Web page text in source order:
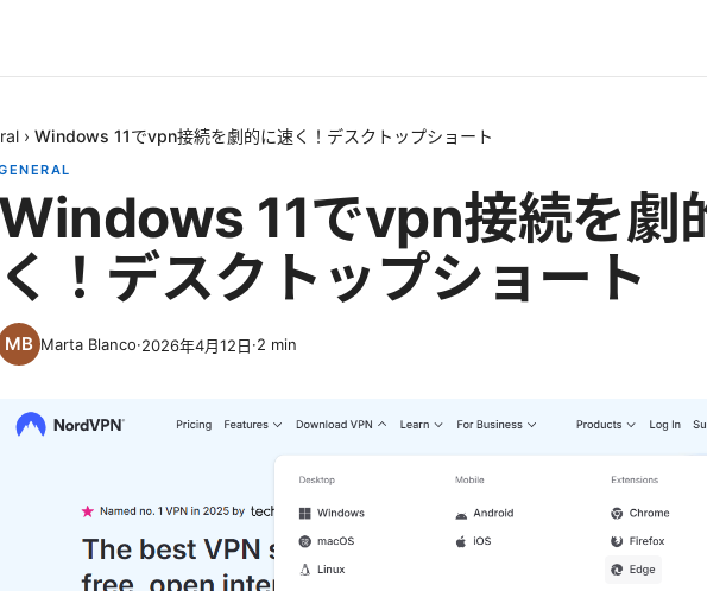
› Windows 11でvpn接続を劇的に速く！デスクトップショート
Windows 11でvpn接続を劇
く！デスクトップショート
Marta Blanco·2026年4月12日·2 min